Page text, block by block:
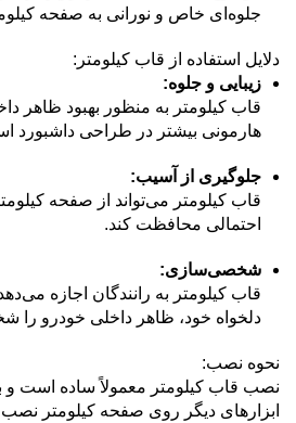
جلوه‌ای خاص و نورانی به صفحه
دلایل استفاده از قاب کیلومتر:
زیبایی و جلوه:
قاب کیلومتر به منظور بهبود ظاهر
هارمونی بیشتر در طراحی داشبورد
جلوگیری از آسیب:
قاب کیلومتر می‌تواند از صفحه
احتمالی محافظت کند.
شخصی‌سازی:
قاب کیلومتر به رانندگان اجازه
دلخواه خود، ظاهر داخلی خودرو را
نحوه نصب:
نصب قاب کیلومتر معمولاً ساده است و
ابزارهای دیگر روی صفحه کیلومتر